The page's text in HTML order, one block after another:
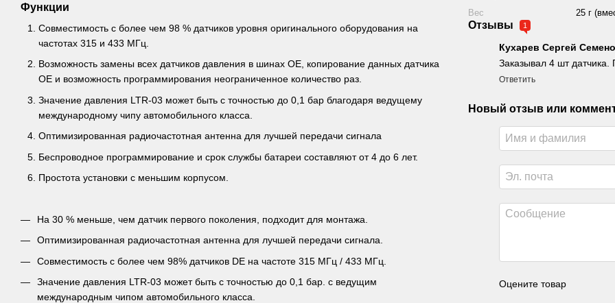
Функции
Совместимость с более чем 98 % датчиков уровня оригинального оборудования на
частотах 315 и 433 МГц.
Возможность замены всех датчиков давления в шинах OE, копирование данных датчика
OE и возможность программирования неограниченное количество раз.
Значение давления LTR-03 может быть с точностью до 0,1 бар благодаря ведущему
международному чипу автомобильного класса.
Оптимизированная радиочастотная антенна для лучшей передачи сигнала
Беспроводное программирование и срок службы батареи составляют от 4 до 6 лет.
Простота установки с меньшим корпусом.
На 30 % меньше, чем датчик первого поколения, подходит для монтажа.
Оптимизированная радиочастотная антенна для лучшей передачи сигнала.
Совместимость с более чем 98% датчиков DE на частоте 315 МГц / 433 МГц.
Значение давления LTR-03 может быть с точностью до 0,1 бар. с ведущим
международным чипом автомобильного класса.
Вес
25 г
Отзывы 1
Кухарев Сергей
Заказывал 4 шт
Ответить
Новый отзыв или
Оцените товар